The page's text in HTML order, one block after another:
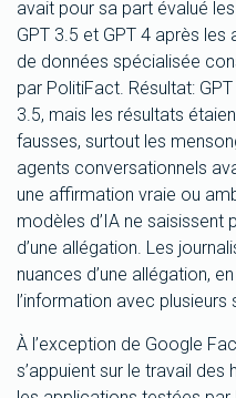
avait pour sa part évalué
GPT 3.5 et GPT 4 après
de données spécialisée
par PolitiFact. Résultat:
3.5, mais les résultats
fausses, surtout les
agents conversationnels
une affirmation vraie ou
modèles d’IA ne
d’une allégation. Les
nuances d’une allégation,
l’information avec plusieurs
À l’exception de Google
s’appuient sur le travail